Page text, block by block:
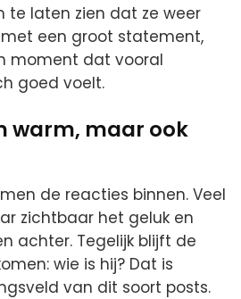
te laten zien dat ze weer
met een groot statement,
moment dat vooral
goed voelt.
warm, maar ook
de reacties binnen. Veel
zichtbaar het geluk en
achter. Tegelijk blijft de
wie is hij? Dat is
van dit soort posts.